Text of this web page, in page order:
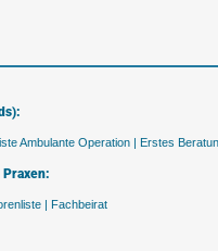
Ambulante Operation | Erstes
| Fachbeirat